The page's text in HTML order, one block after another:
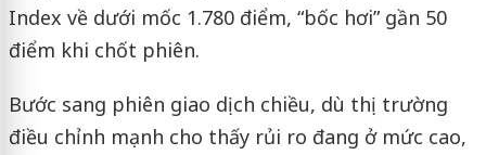
Index về dưới mốc 1.780 điểm, “bốc hơi” gần 50
điểm khi chốt phiên.
Bước sang phiên giao dịch chiều, dù thị trường
điều chỉnh mạnh cho thấy rủi ro đang ở mức cao,